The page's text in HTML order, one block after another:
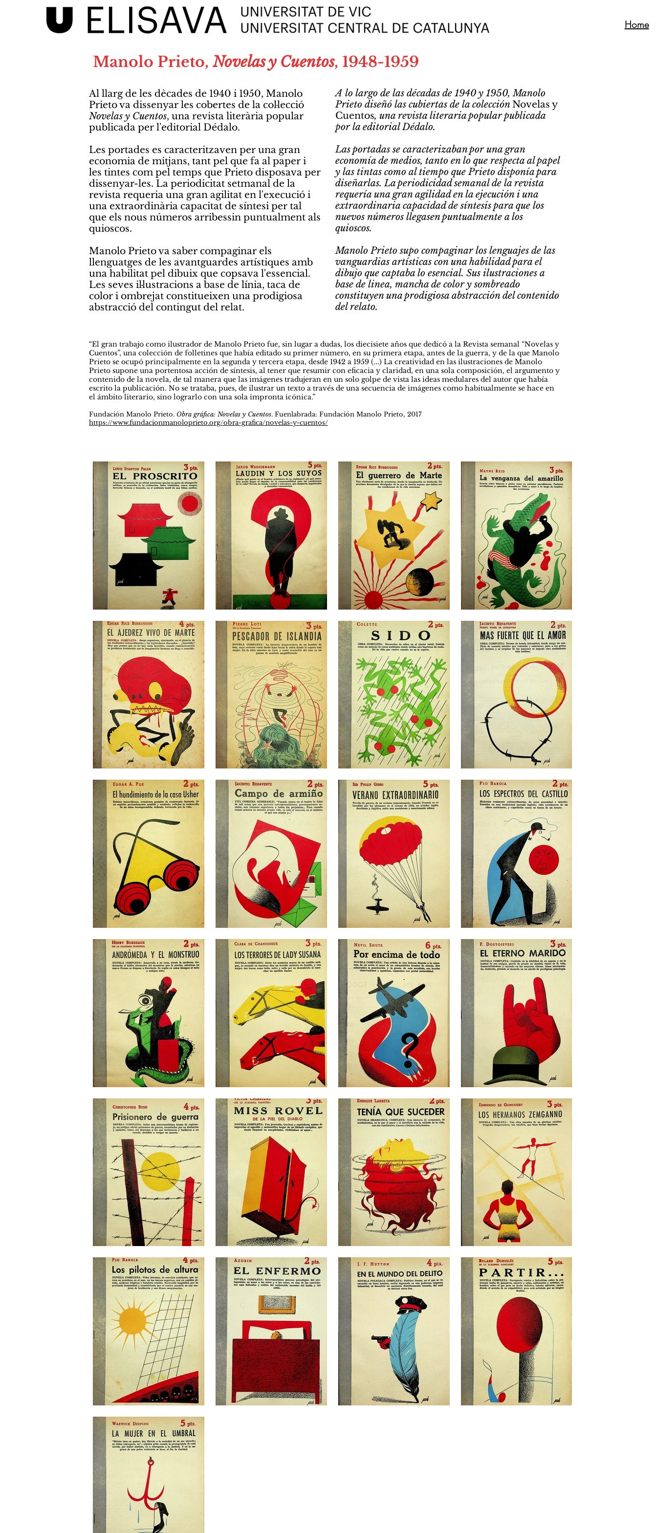
Home
Manolo Prieto,Novelas y Cuentos, 1948-1959
Al llarg de les dècades de 1940 i 1950, Manolo
Prieto va dissenyar les cobertes de la col·lecció
Novelas y Cuentos, una revista literària popular
publicada per l'editorial Dédalo.
Les portades es caracteritzaven per una gran
economia de mitjans, tant pel que fa al paper i
les tintes com pel temps que Prieto disposava per
dissenyar-les. La periodicitat setmanal de la
revista requeria una gran agilitat en l'execució i
una extraordinària capacitat de síntesi per tal
que els nous números arribessin puntualment als
quioscos.
Manolo Prieto va saber compaginar els
llenguatges de les avantguardes artístiques amb
una habilitat pel dibuix que copsava l'essencial.
Les seves il·lustracions a base de línia, taca de
color i ombrejat constitueixen una prodigiosa
abstracció del contingut del relat.
A lo largo de las décadas de 1940 y 1950, Manolo
Prieto diseñó las cubiertas de la colección Novelas y
Cuentos, una revista literaria popular publicada
por la editorial Dédalo.
Las portadas se caracterizaban por una gran
economía de medios, tanto en lo que respecta al papel
y las tintas como al tiempo que Prieto disponía para
diseñarlas. La periodicidad semanal de la revista
requería una gran agilidad en la ejecución i una
extraordinaria capacidad de síntesis para que los
nuevos números llegasen puntualmente a los
quioscos.
Manolo Prieto supo compaginar los lenguajes de las
vanguardias artísticas con una habilidad para el
dibujo que captaba lo esencial. Sus ilustraciones a
base de linea, mancha de color y sombreado
constituyen una prodigiosa abstracción del contenido
del relato.
“El gran trabajo como ilustrador de Manolo Prieto fue, sin lugar a dudas, los diecisiete años que dedicó a la Revista semanal “Novelas y
Cuentos”, una colección de folletines que había editado su primer número, en su primera etapa, antes de la guerra, y de la que Manolo
Prieto se ocupó principalmente en la segunda y tercera etapa, desde 1942 a 1959 (...) La creatividad en las ilustraciones de Manolo
Prieto supone una portentosa acción de síntesis, al tener que resumir con eficacia y claridad, en una sola composición, el argumento y
contenido de la novela, de tal manera que las imágenes tradujeran en un solo golpe de vista las ideas medulares del autor que había
escrito la publicación. No se trataba, pues, de ilustrar un texto a través de una secuencia de imágenes como habitualmente se hace en
el ámbito literario, sino lograrlo con una sola impronta icónica.”
Fundación Manolo Prieto. Obra gráfica: Novelas y Cuentos. Fuenlabrada: Fundación Manolo Prieto, 2017
https://www.fundacionmanoloprieto.org/obra-grafica/novelas-y-cuentos/